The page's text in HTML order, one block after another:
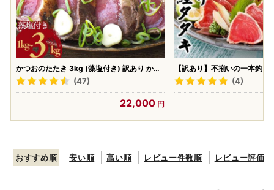
かつおのたたき 3kg (藻塩付き) 訳あり かつ
おのたたき【nks107A】
(47)
22,000
【訳あり】不揃いの一本釣り
き A0-36_魚介・海産物 カ
お 鰹_【配送不可地域：離島
(4)
おすすめ順 安い順 高い順 レビュー件数順 レビュー評価順